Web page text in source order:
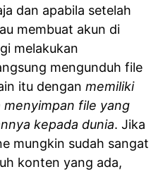
dan apabila setelah
membuat akun di
melakukan
mengunduh file
itu dengan memiliki
menyimpan file yang
kepada dunia. Jika
mungkin sudah sangat
konten yang ada,